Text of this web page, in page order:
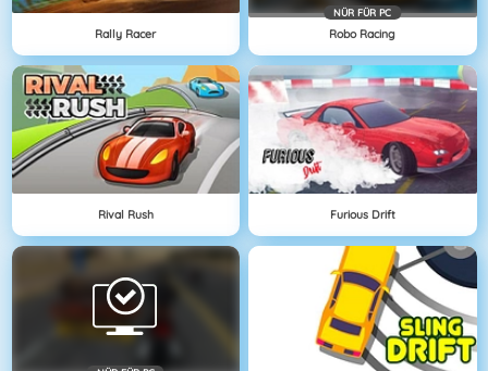
Rally Racer
NÜR FÜR PC
Robo Racing
Rival Rush Furious Drift